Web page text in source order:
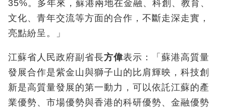
35%。多年來，蘇港兩地在金融、科創、教育、
文化、青年交流等方面的合作，不斷走深走實，
亮點紛呈。」
江蘇省人民政府副省長方偉表示：「蘇港高質量
發展合作是紫金山與獅子山的比肩輝映，科技創
新是高質量發展的第一動力，可以依託江蘇的產
業優勢、市場優勢與香港的科研優勢、金融優勢